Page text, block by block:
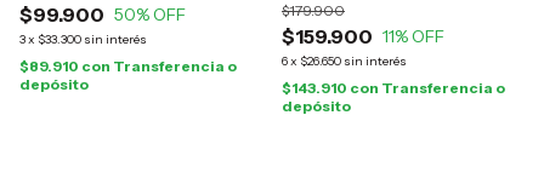
$99.900 50% OFF
3x $33.300 sin interés
$89.910 con Transferencia o
depósito
$159.900
$179.900
11% OFF
6x $26.650 sin interés
$143.910 con Transferencia o
depósito